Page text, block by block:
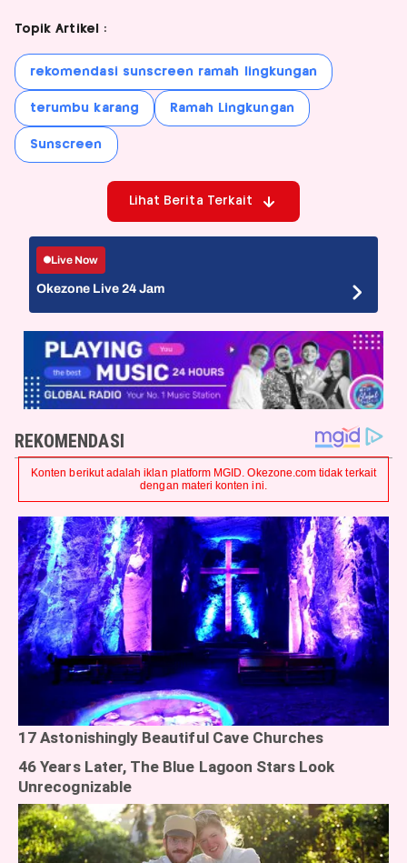
Topik Artikel :
rekomendasi sunscreen ramah lingkungan
terumbu karang Ramah Lingkungan
Sunscreen
Lihat Berita Terkait
Live Now
Okezone Live 24 Jam